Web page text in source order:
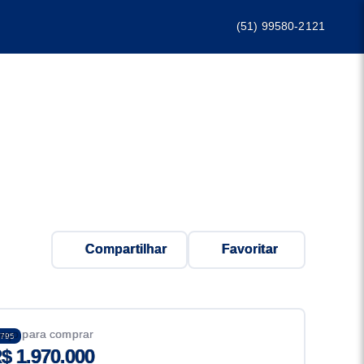
(51) 99580-2121
Compartilhar Favoritar
para comprar
1.970.000